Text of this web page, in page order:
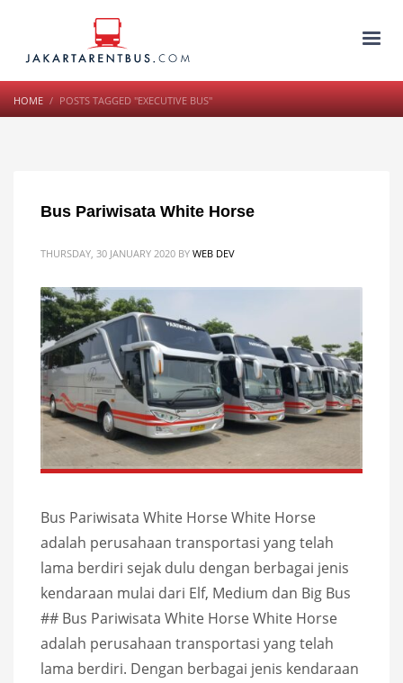
HOME POSTS TAGGED "EXECUTIVE BUS"
Bus Pariwisata White Horse
THURSDAY, 30 JANUARY 2020 BY WEB DEV
Bus Pariwisata White Horse White Horse
adalah perusahaan transportasi yang telah
lama berdiri sejak dulu dengan berbagai jenis
kendaraan mulai dari Elf, Medium dan Big Bus
## Bus Pariwisata White Horse White Horse
adalah perusahaan transportasi yang telah
lama berdiri. Dengan berbagai jenis kendaraan